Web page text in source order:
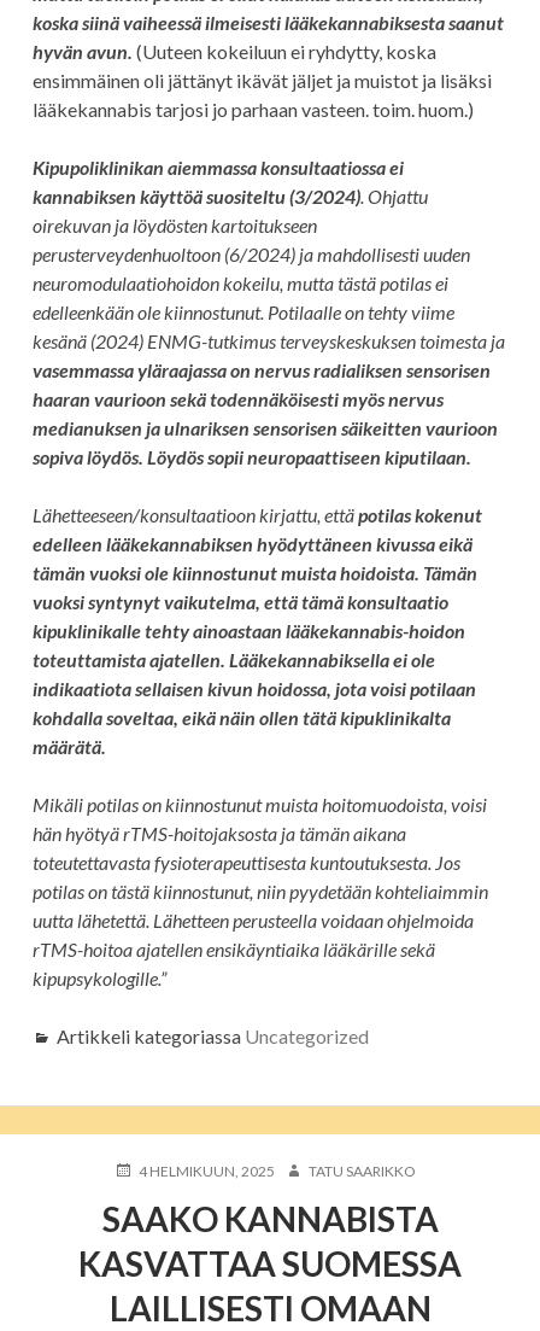
koska siinä vaiheessä ilmeisesti lääkekannabiksesta saanut
hyvän avun. (Uuteen kokeiluun ei ryhdytty, koska
ensimmäinen oli jättänyt ikävät jäljet ja muistot ja lisäksi
lääkekannabis tarjosi jo parhaan vasteen. toim. huom.)
Kipupoliklinikan aiemmassa konsultaatiossa ei
kannabiksen käyttöä suositeltu (3/2024). Ohjattu
oirekuvan ja löydösten kartoitukseen
perusterveydenhuoltoon (6/2024) ja mahdollisesti uuden
neuromodulaatiohoidon kokeilu, mutta tästä potilas ei
edelleenkään ole kiinnostunut. Potilaalle on tehty viime
kesänä (2024) ENMG-tutkimus terveyskeskuksen toimesta ja
vasemmassa yläraajassa on nervus radialiksen sensorisen
haaran vaurioon sekä todennäköisesti myös nervus
medianuksen ja ulnariksen sensorisen säikeitten vaurioon
sopiva löydös. Löydös sopii neuropaattiseen kiputilaan.
Lähetteeseen/konsultaatioon kirjattu, ettäpotilas kokenut
edelleen lääkekannabiksen hyödyttäneen kivussa eikä
tämän vuoksi ole kiinnostunut muista hoidoista. Tämän
vuoksi syntynyt vaikutelma, että tämä konsultaatio
kipuklinikalle tehty ainoastaan lääkekannabis-hoidon
toteuttamista ajatellen. Lääkekannabiksella ei ole
indikaatiota sellaisen kivun hoidossa, jota voisi potilaan
kohdalla soveltaa, eikä näin ollen tätä kipuklinikalta
määrätä.
Mikäli potilas on kiinnostunut muista hoitomuodoista, voisi
hän hyötyä rTMS-hoitojaksosta ja tämän aikana
toteutettavasta fysioterapeuttisesta kuntoutuksesta. Jos
potilas on tästä kiinnostunut, niin pyydetään kohteliaimmin
uutta lähetettä. Lähetteen perusteella voidaan ohjelmoida
rTMS-hoitoa ajatellen ensikäyntiaika lääkärille sekä
kipupsykologille.”
Artikkeli kategoriassa Uncategorized
JULKAISTU
4 HELMIKUUN, 2025 KIRJOITTAJA
TATU SAARIKKO
SAAKO KANNABISTA
KASVATTAA SUOMESSA
LAILLISESTI OMAAN